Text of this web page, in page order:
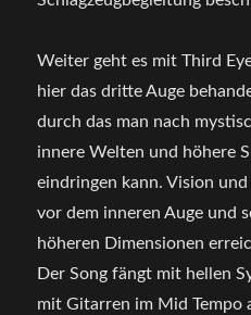
Weiter geht es mit Third
hier das dritte Auge
durch das man nach
innere Welten und höhere
eindringen kann. Vision
vor dem inneren Auge und
höheren Dimensionen
Der Song fängt mit hellen
mit Gitarren im Mid Tempo